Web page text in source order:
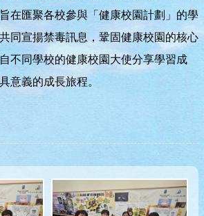
在匯聚各校參與「健康校園計劃」的學
同宣揚禁毒訊息，鞏固健康校園的核心
不同學校的健康校園大使分享學習成
意義的成長旅程。